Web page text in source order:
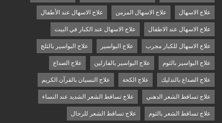
علاج الاسهال علاج الاسهال المزمن علاج الاسهال عند الأطفال
علاج الاسهال عند الاطفال علاج الاسهال عند الكبار في البيت
علاج الاسهال للكبار مجرب علاج البواسير علاج البواسير بالثلج
علاج البواسير بالثوم علاج البواسير بالفازلين علاج الصداع
علاج الصداع بالتدليك علاج الكحة علاج النسيان بالقرآن الكريم
علاج تساقط الشعر الدهني علاج تساقط الشعر الشديد عند النساء
علاج تساقط الشعر بالثوم علاج تساقط الشعر للرجال